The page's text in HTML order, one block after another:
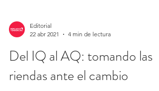
Editorial
22 abr 2021
4 min de lectura
Del IQ al AQ: tomando las
riendas ante el cambio